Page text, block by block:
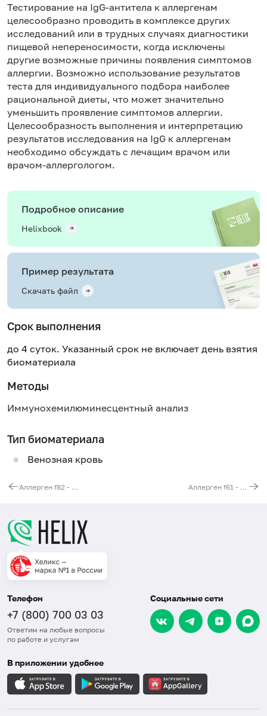
Тестирование на IgG-антитела к аллергенам
целесообразно проводить в комплексе других
исследований или в трудных случаях диагностики
пищевой непереносимости, когда исключены
другие возможные причины появления симптомов
аллергии. Возможно использование результатов
теста для индивидуального подбора наиболее
рациональной диеты, что может значительно
уменьшить проявление симптомов аллергии.
Целесообразность выполнения и интерпретацию
результатов исследования на IgG к аллергенам
необходимо обсуждать с лечащим врачом или
врачом-аллергологом.
Подробное описание
Helixbook
Пример результата
Скачать файл
Срок выполнения
до 4 суток. Указанный срок не включает день взятия
биоматериала
Методы
Иммунохемилюминесцентный анализ
Тип биоматериала
Венозная кровь
Аллерген f82 - сыр "моулд", IgG Аллерген f61 - сардина, IgG
Телефон
+7 (800) 700 03 03
Ответим на любые вопросы
по работе и услугам
Социальные сети
В приложении удобнее